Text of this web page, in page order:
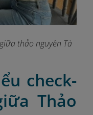
thảo nguyên Tà
check-
Thảo